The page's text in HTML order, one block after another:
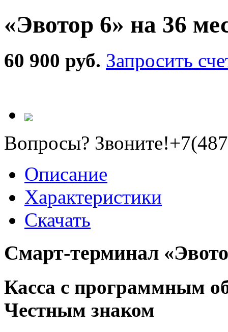
«Эвотор 6» на 36
60 900 руб. Запросить
Вопросы? Звоните!
Описание
Характеристики
Скачать
Смарт-терминал
Касса с программным
Честным знаком